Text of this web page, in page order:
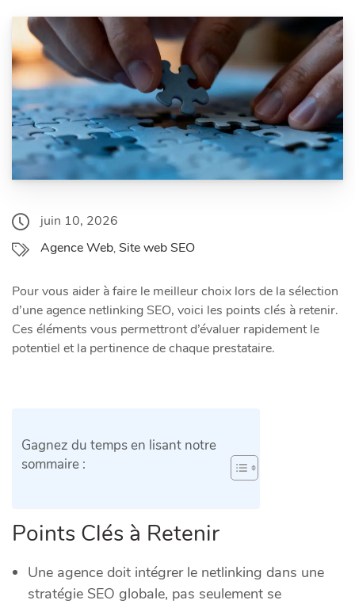
juin 10, 2026
Agence Web, Site web SEO
Pour vous aider à faire le meilleur choix lors de la sélection
d’une agence netlinking SEO, voici les points clés à retenir.
Ces éléments vous permettront d’évaluer rapidement le
potentiel et la pertinence de chaque prestataire.
Gagnez du temps en lisant notre
sommaire :
Points Clés à Retenir
Une agence doit intégrer le netlinking dans une
stratégie SEO globale, pas seulement se